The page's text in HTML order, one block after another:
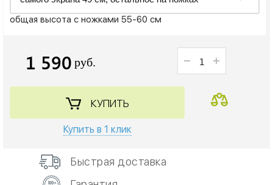
общая высота с ножками 55-60 см
1 590 руб.
КУПИТЬ
Купить в 1 клик
Быстрая доставка